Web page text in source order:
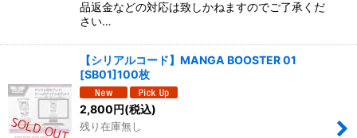
品返金などの対応は致しかねますのでご了承くだ
さい…
【シリアルコード】MANGA BOOSTER 01
[SB01]100枚
2,800円(税込)
残り在庫無し